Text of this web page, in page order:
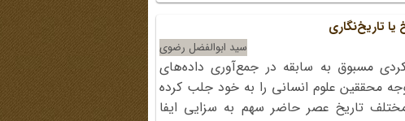
تاریخ‌نگاری
سید ابوالفضل رضوی
مسبوق به سابقه در جمع‌آوری داده‌های
محققین علوم انسانی را به خود جلب کرده
تاریخ عصر حاضر سهم به سزایی ایفا